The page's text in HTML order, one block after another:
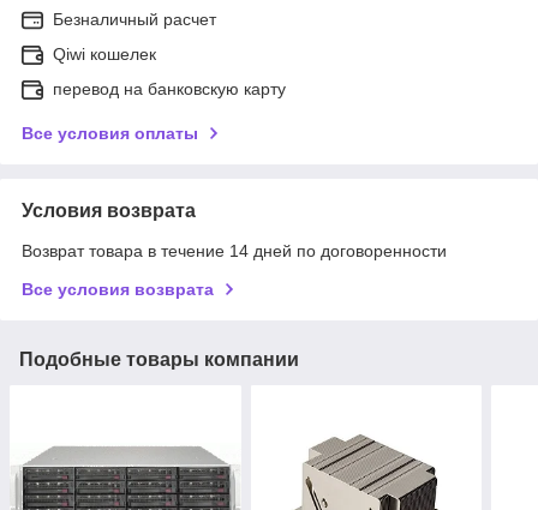
Безналичный расчет
Qiwi кошелек
перевод на банковскую карту
Все условия оплаты
Условия возврата
Возврат товара в течение 14 дней по договоренности
Все условия возврата
Подобные товары компании